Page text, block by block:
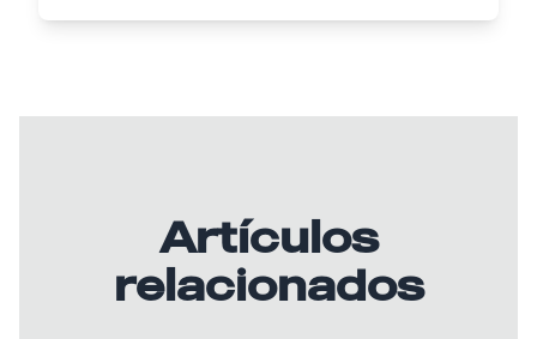
Artículos
relacionados